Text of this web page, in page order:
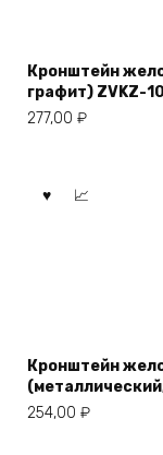
Кронштейн
графит) ZVKZ-
277,00 ₽
Кронштейн
254,00 ₽